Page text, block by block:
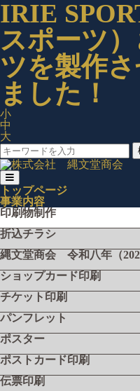
IRIE
スポーツ
ツを製作
ました！
小
中
大
トップページ
事業内容
印刷物制作
折込チラシ
縄文堂商会 令和八年（
ショップカード印刷
チケット印刷
パンフレット
ポスター
ポストカード印刷
伝票印刷